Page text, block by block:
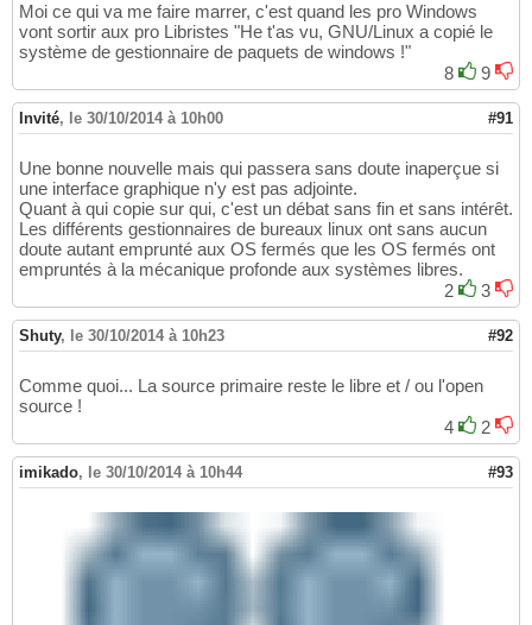
Moi ce qui va me faire marrer, c'est quand les pro Windows
vont sortir aux pro Libristes "He t'as vu, GNU/Linux a copié le
système de gestionnaire de paquets de windows !"
8
9
Invité, le 30/10/2014 à 10h00 #91
Une bonne nouvelle mais qui passera sans doute inaperçue si
une interface graphique n'y est pas adjointe.
Quant à qui copie sur qui, c'est un débat sans fin et sans intérêt.
Les différents gestionnaires de bureaux linux ont sans aucun
doute autant emprunté aux OS fermés que les OS fermés ont
empruntés à la mécanique profonde aux systèmes libres.
2
3
Shuty, le 30/10/2014 à 10h23 #92
Comme quoi... La source primaire reste le libre et / ou l'open
source !
4
2
imikado, le 30/10/2014 à 10h44 #93